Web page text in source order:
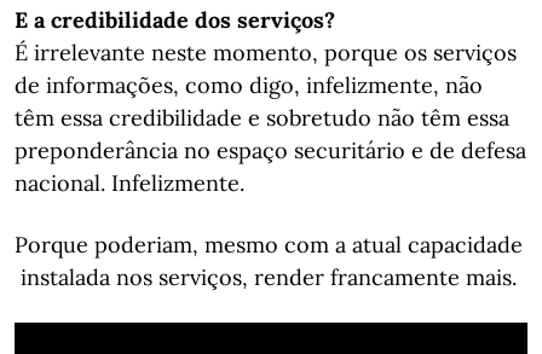
E a credibilidade dos serviços?
É irrelevante neste momento, porque os serviços
de informações, como digo, infelizmente, não
têm essa credibilidade e sobretudo não têm essa
preponderância no espaço securitário e de defesa
nacional. Infelizmente.
Porque poderiam, mesmo com a atual capacidade
instalada nos serviços, render francamente mais.